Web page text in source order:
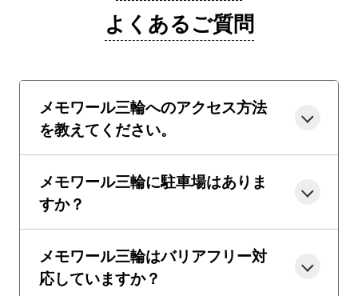
よくあるご質問
メモワール三輪へのアクセス方法
を教えてください。
メモワール三輪に駐車場はありま
すか？
メモワール三輪はバリアフリー対
応していますか？